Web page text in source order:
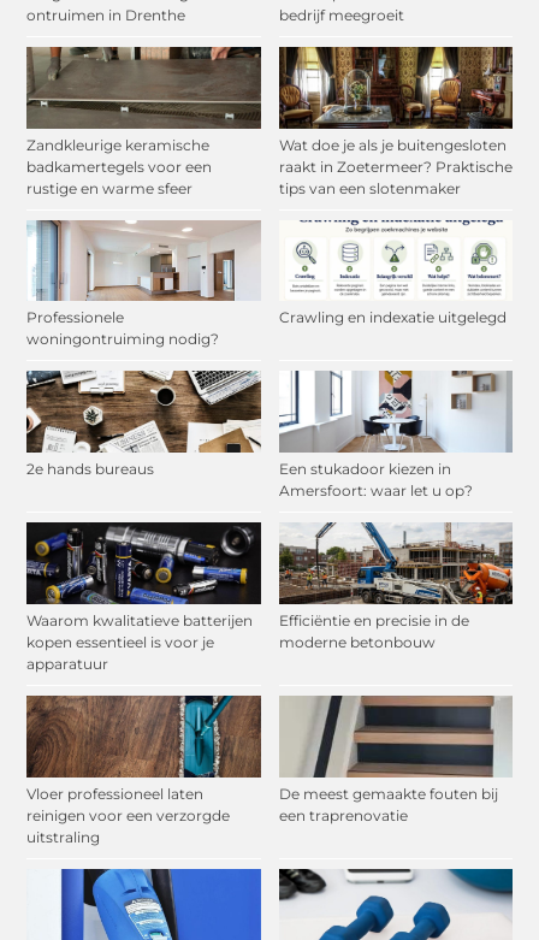
ontruimen in Drenthe
bedrijf meegroeit
Zandkleurige keramische
badkamertegels voor een
rustige en warme sfeer
Wat doe je als je buitengesloten
raakt in Zoetermeer? Praktische
tips van een slotenmaker
Professionele
woningontruiming nodig?
Crawling en indexatie uitgelegd
2e hands bureaus
Een stukadoor kiezen in
Amersfoort: waar let u op?
Waarom kwalitatieve batterijen
kopen essentieel is voor je
apparatuur
Efficiëntie en precisie in de
moderne betonbouw
Vloer professioneel laten
reinigen voor een verzorgde
uitstraling
De meest gemaakte fouten bij
een traprenovatie